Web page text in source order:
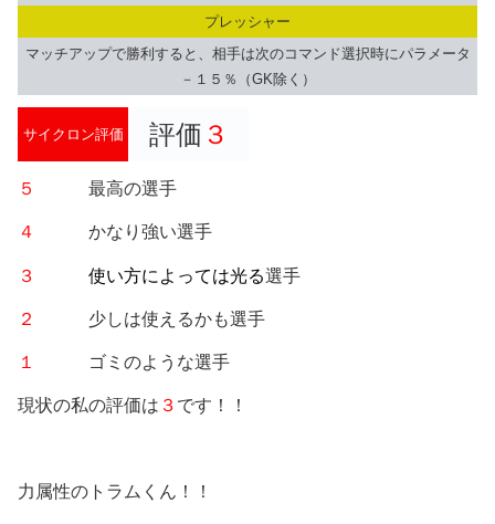
プレッシャー
マッチアップで勝利すると、相手は次のコマンド選択時にパラメータ
－１５％（GK除く）
サイクロン評価 評価 ３
５ 最高の選手
４ かなり強い選手
３ 使い方によっては光る選手
２ 少しは使えるかも選手
１ ゴミのような選手
現状の私の評価は ３ です！！
力属性のトラムくん！！